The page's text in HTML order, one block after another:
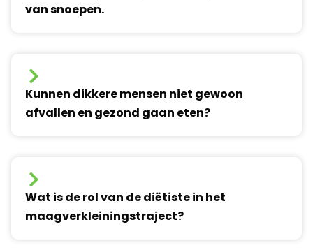
van snoepen.
Kunnen dikkere mensen niet gewoon
afvallen en gezond gaan eten?
Wat is de rol van de diëtiste in het
maagverkleiningstraject?